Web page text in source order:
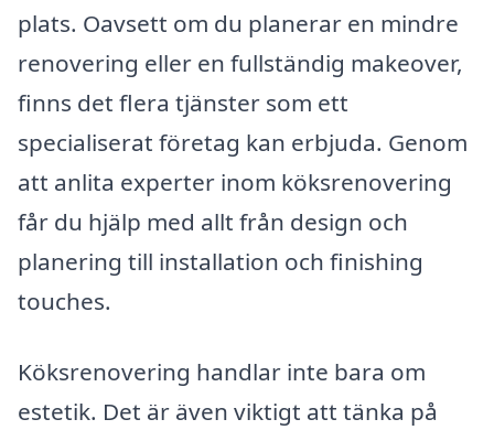
plats. Oavsett om du planerar en mindre
renovering eller en fullständig makeover,
finns det flera tjänster som ett
specialiserat företag kan erbjuda. Genom
att anlita experter inom köksrenovering
får du hjälp med allt från design och
planering till installation och finishing
touches.
Köksrenovering handlar inte bara om
estetik. Det är även viktigt att tänka på